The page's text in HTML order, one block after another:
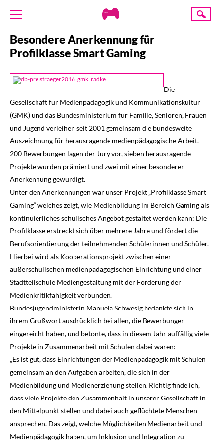
Creative
ÜBER UNS
AKTUELLES
TERMINE
PROJEKTE
SPENDE
Suche
Besondere Anerkennung für
Profilklasse Smart Gaming
Die
Gesellschaft für Medienpädagogik und Kommunikationskultur
(GMK) und das Bundesministerium für Familie, Senioren, Frauen
und Jugend verleihen seit 2001 gemeinsam die bundesweite
Auszeichnung für herausragende medienpädagogische Arbeit.
200 Bewerbungen lagen der Jury vor, sieben herausragende
Projekte wurden prämiert und zwei mit einer besonderen
Anerkennung gewürdigt.
Unter den Anerkennungen war unser Projekt „Profilklasse Smart
Gaming“ welches zeigt, wie Medienbildung im Bereich Gaming als
kontinuierliches schulisches Angebot gestaltet werden kann: Die
Profilklasse erstreckt sich über mehrere Jahre und fördert die
Berufsorientierung der teilnehmenden Schülerinnen und Schüler.
Hierbei wird als Kooperationsprojekt zwischen einer
außerschulischen medienpädagogischen Einrichtung und einer
Stadtteilschule Mediengestaltung mit der Förderung der
Medienkritikfähigkeit verbunden.
Bundesjugendministerin Manuela Schwesig bedankte sich in
ihrem Grußwort ausdrücklich bei allen, die Bewerbungen
eingereicht haben, und betonte, dass in diesem Jahr auffällig viele
Projekte in Zusammenarbeit mit Schulen dabei waren:
„Es ist gut, dass Einrichtungen der Medienpädagogik mit Schulen
gemeinsam an den Aufgaben arbeiten, die sich in der
Medienbildung und Medienerziehung stellen. Richtig finde ich,
dass viele Projekte den Zusammenhalt in unserer Gesellschaft in
den Mittelpunkt stellen und dabei auch geflüchtete Menschen
ansprechen. Das zeigt, welche Möglichkeiten Medienarbeit und
Medienpädagogik haben, um Inklusion und Integration zu